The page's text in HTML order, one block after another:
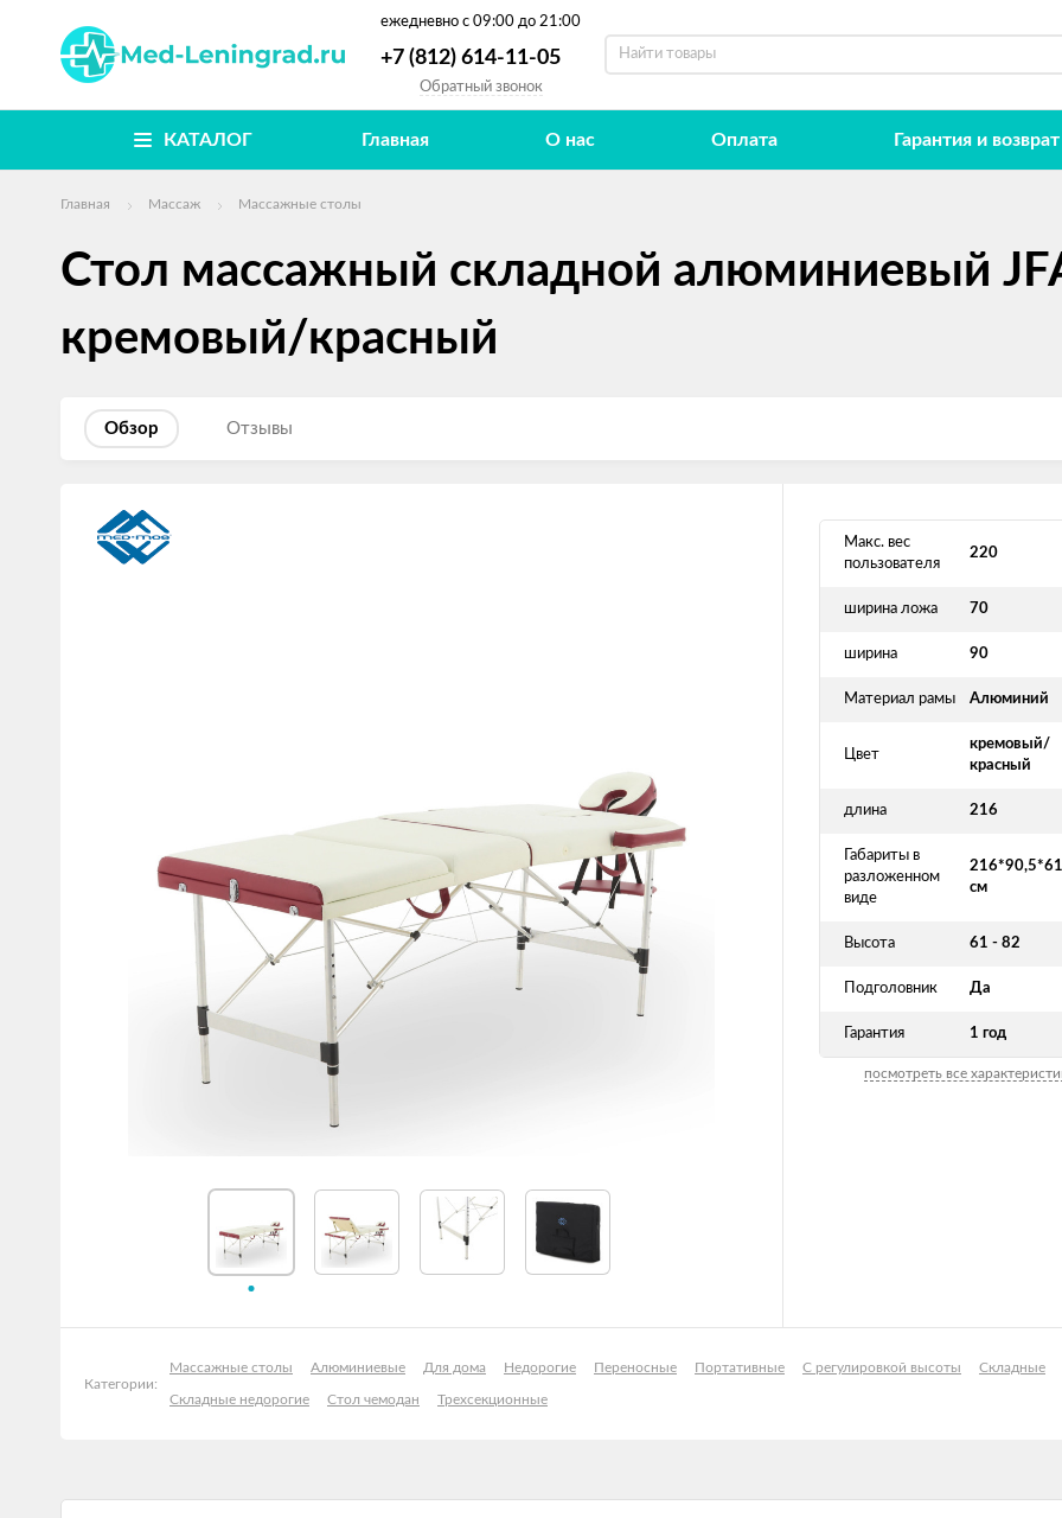
ежедневно с 09:00 до 21:00
+7 (812) 614-11-05
Обратный звонок
КАТАЛОГ Главная О нас Оплата Гарантия и возврат
Главная Массаж Массажные столы
Стол массажный складной алюминиевый
кремовый/красный
Обзор Отзывы
Макс. вес
пользователя
220
ширина ложа 70
ширина 90
Материал рамы Алюминий
Цвет
кремовый/
красный
длина 216
Габариты в
разложенном
виде
см
Высота 61 - 82
Подголовник Да
Гарантия 1 год
посмотреть все
Категории:
Массажные столы Алюминиевые Для дома Недорогие Переносные Портативные С регулировкой высоты Складные
Складные недорогие Стол чемодан Трехсекционные